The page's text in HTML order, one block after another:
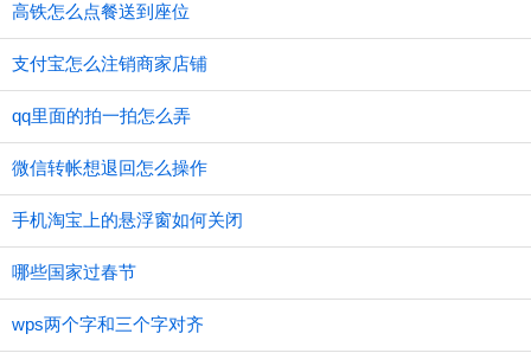
高铁怎么点餐送到座位
支付宝怎么注销商家店铺
qq里面的拍一拍怎么弄
微信转帐想退回怎么操作
手机淘宝上的悬浮窗如何关闭
哪些国家过春节
wps两个字和三个字对齐